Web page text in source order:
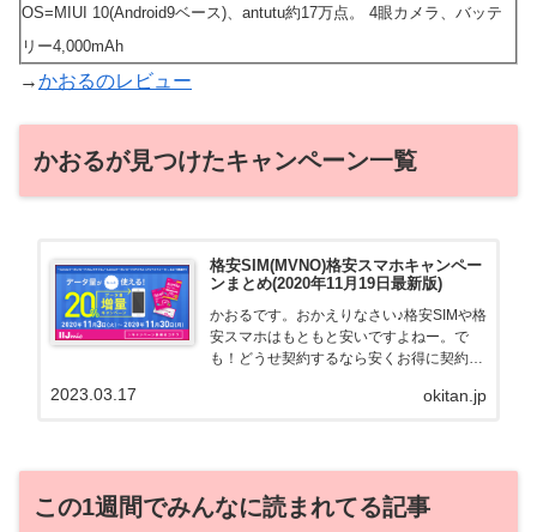
OS=MIUI 10(Android9ベース)、antutu約17万点。 4眼カメラ、バッテ
リー4,000mAh
→かおるのレビュー
かおるが見つけたキャンペーン一覧
格安SIM(MVNO)格安スマホキャンペー
ンまとめ(2020年11月19日最新版)
かおるです。おかえりなさい♪格安SIMや格
安スマホはもともと安いですよねー。で
も！どうせ契約するなら安くお得に契約し
る自身も、そういう案件を常に狙ってます
okitan.jp
2023.03.17
この1週間でみんなに読まれてる記事